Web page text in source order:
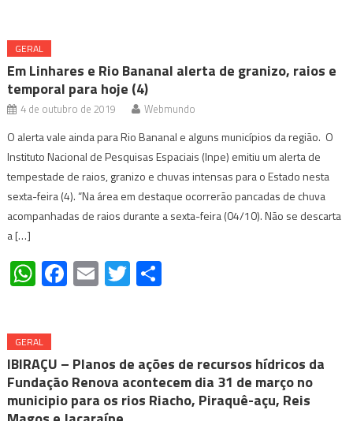
GERAL
Em Linhares e Rio Bananal alerta de granizo, raios e
temporal para hoje (4)
4 de outubro de 2019 Webmundo
O alerta vale ainda para Rio Bananal e alguns municípios da região. O
Instituto Nacional de Pesquisas Espaciais (Inpe) emitiu um alerta de
tempestade de raios, granizo e chuvas intensas para o Estado nesta
sexta-feira (4). “Na área em destaque ocorrerão pancadas de chuva
acompanhadas de raios durante a sexta-feira (04/10). Não se descarta
a […]
WhatsApp
Facebook
EmailTwitter
GERAL
IBIRAÇU – Planos de ações de recursos hídricos da
Fundação Renova acontecem dia 31 de março no
municipio para os rios Riacho, Piraquê-açu, Reis